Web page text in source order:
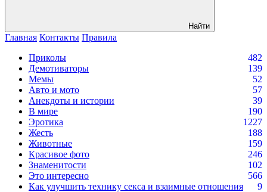
Найти
Главная Контакты Правила
Приколы
482
Демотиваторы
139
Мемы
52
Авто и мото
57
Анекдоты и истории
39
В мире
190
Эротика
1227
Жесть
188
Животные
159
Красивое фото
246
Знаменитости
102
Это интересно
566
Как улучшить технику секса и взаимные отношения
9